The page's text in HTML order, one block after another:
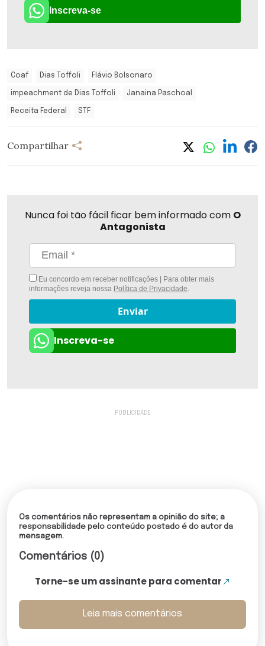
Inscreva-se
Coaf Dias Toffoli Flávio Bolsonaro
impeachment de Dias Toffoli Janaina Paschoal
Receita Federal STF
Compartilhar
Nunca foi tão fácil ficar bem informado com O
Antagonista
Eu concordo em receber notificações | Para obter mais
informações reveja nossa Política de Privacidade.
Enviar
Inscreva-se
Os comentários não representam a opinião do site; a
responsabilidade pelo conteúdo postado é do autor da
mensagem.
Comentários (0)
Torne-se um assinante para comentar
Leia mais comentários